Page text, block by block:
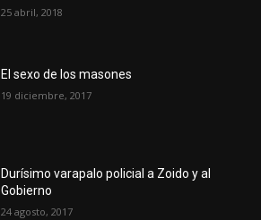
25 abril, 2018
El sexo de los masones
19 diciembre, 2017
Durísimo varapalo policial a Zoido y al
Gobierno
24 agosto, 2017